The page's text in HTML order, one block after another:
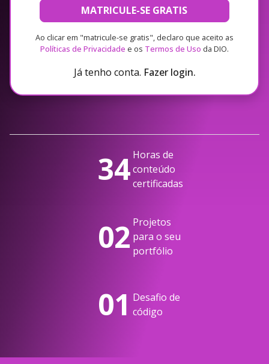
MATRICULE-SE GRATIS
Ao clicar em "matricule-se gratis", declaro que aceito as
Políticas de Privacidade e os Termos de Uso da DIO.
Já tenho conta. Fazer login.
34 Horas de
conteúdo
certificadas
02 Projetos
para o seu
portfólio
01 Desafio de
código